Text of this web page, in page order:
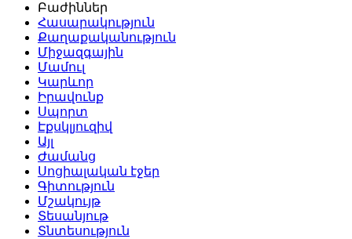
Բաժիններ
Հասարակություն
Քաղաքականություն
Միջազգային
Մամուլ
Կարևոր
Իրավունք
Սպորտ
Էքսկլյուզիվ
Այլ
Ժամանց
Սոցիալական էջեր
Գիտություն
Մշակույթ
Տեսանյութ
Տնտեսություն